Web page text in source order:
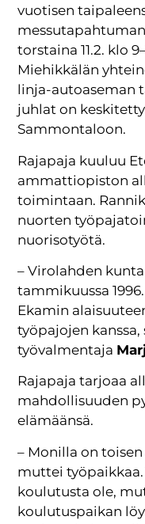
vuotisen
torstaina 11.2. klo
Miehikkälän
linja-autoaseman
juhlat on
Sammontaloon.
Rajapaja kuuluu
ammattiopiston
toimintaan.
nuorten
nuorisotyötä.
– Virolahden
tammikuussa
Ekamin
työpajojen
työvalmentaja
Rajapaja tarjoaa
mahdollisuuden
elämäänsä.
– Monilla on
muttei työpaikkaa.
koulutusta ole,
koulutuspaikan